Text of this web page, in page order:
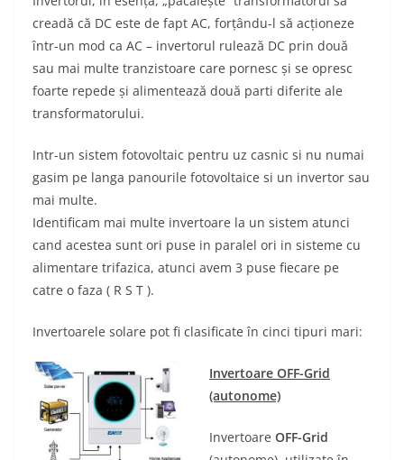
creadă că DC este de fapt AC, forțându-l să acționeze
într-un mod ca AC – invertorul rulează DC prin două
sau mai multe tranzistoare care pornesc și se opresc
foarte repede și alimentează două parti diferite ale
transformatorului.
Intr-un sistem fotovoltaic pentru uz casnic si nu numai
gasim pe langa panourile fotovoltaice si un invertor sau
mai multe.
Identificam mai multe invertoare la un sistem atunci
cand acestea sunt ori puse in paralel ori in sisteme cu
alimentare trifazica, atunci avem 3 puse fiecare pe
catre o faza ( R S T ).
Invertoarele solare pot fi clasificate în cinci tipuri mari:
Invertoare OFF-Grid
(autonome)
Invertoare OFF-Grid